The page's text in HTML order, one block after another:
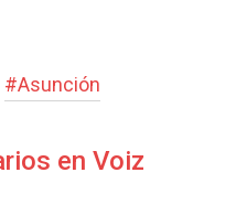
#Asunción
en Voiz